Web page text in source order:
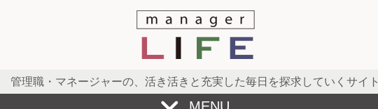
管理職・マネージャーの、 活き活きと充実した毎日を探求していくサイト